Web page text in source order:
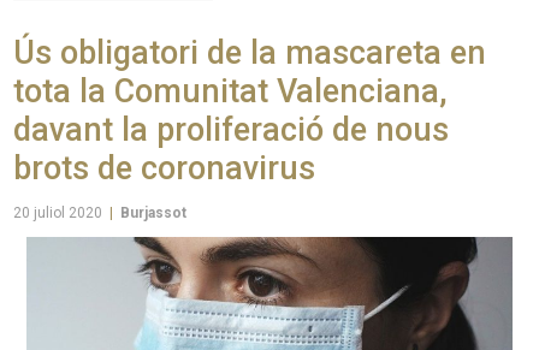
Ús obligatori de la mascareta en
tota la Comunitat Valenciana,
davant la proliferació de nous
brots de coronavirus
20 juliol 2020 Burjassot